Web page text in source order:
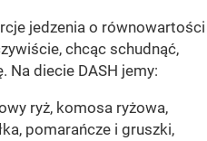
jedzenia o równowartości
chcąc schudnąć,
Na diecie DASH jemy:
ryż, komosa ryżowa,
pomarańcze i gruszki,